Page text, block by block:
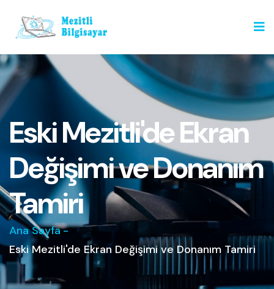
Eski Mezitli'de Ekran
Değişimi ve Donanım
Tamiri
Ana Sayfa-
Eski Mezitli'de Ekran Değişimi ve Donanım Tamiri